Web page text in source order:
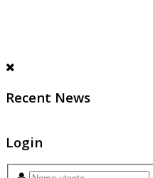
Recent News
Login